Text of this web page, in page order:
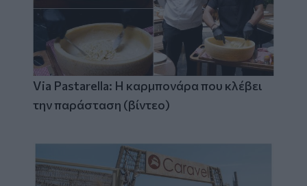
Via Pastarella: Η καρμπονάρα που κλέβει
την παράσταση (βίντεο)